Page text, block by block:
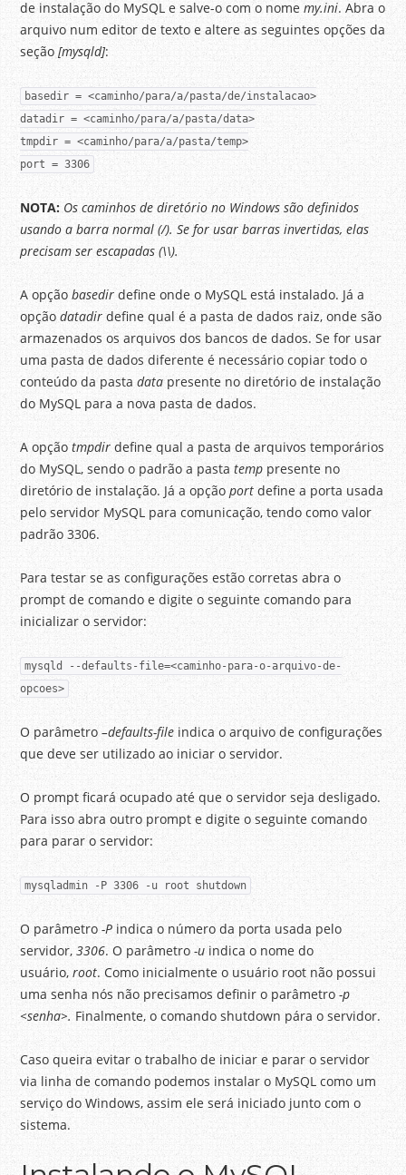
de instalação do MySQL e salve-o com o nomemy.ini. Abra o
arquivo num editor de texto e altere as seguintes opções da
seção[mysqld]:
basedir = <caminho/para/a/pasta/de/instalacao>
datadir = <caminho/para/a/pasta/data>
tmpdir = <caminho/para/a/pasta/temp>
port = 3306
NOTA: Os caminhos de diretório no Windows são definidos
usando a barra normal (/). Se for usar barras invertidas, elas
precisam ser escapadas (\\).
A opçãobasedir define onde o MySQL está instalado. Já a
opçãodatadirdefine qual é a pasta de dados raiz, onde são
armazenados os arquivos dos bancos de dados. Se for usar
uma pasta de dados diferente é necessário copiar todo o
conteúdo da pastadatapresente no diretório de instalação
do MySQL para a nova pasta de dados.
A opçãotmpdir define qual a pasta de arquivos temporários
do MySQL, sendo o padrão a pastatemp presente no
diretório de instalação. Já a opçãoport define a porta usada
pelo servidor MySQL para comunicação, tendo como valor
padrão 3306.
Para testar se as configurações estão corretas abra o
prompt de comando e digite o seguinte comando para
inicializar o servidor:
mysqld --defaults-file=<caminho-para-o-arquivo-de-
opcoes>
O parâmetro–defaults-file indica o arquivo de configurações
que deve ser utilizado ao iniciar o servidor.
O prompt ficará ocupado até que o servidor seja desligado.
Para isso abra outro prompt e digite o seguinte comando
para parar o servidor:
mysqladmin -P 3306 -u root shutdown
O parâmetro-P indica o número da porta usada pelo
servidor,3306. O parâmetro-u indica o nome do
usuário,root. Como inicialmente o usuário root não possui
uma senha nós não precisamos definir o parâmetro-p
<senha>. Finalmente, o comando shutdown pára o servidor.
Caso queira evitar o trabalho de iniciar e parar o servidor
via linha de comando podemos instalar o MySQL como um
serviço do Windows, assim ele será iniciado junto com o
sistema.